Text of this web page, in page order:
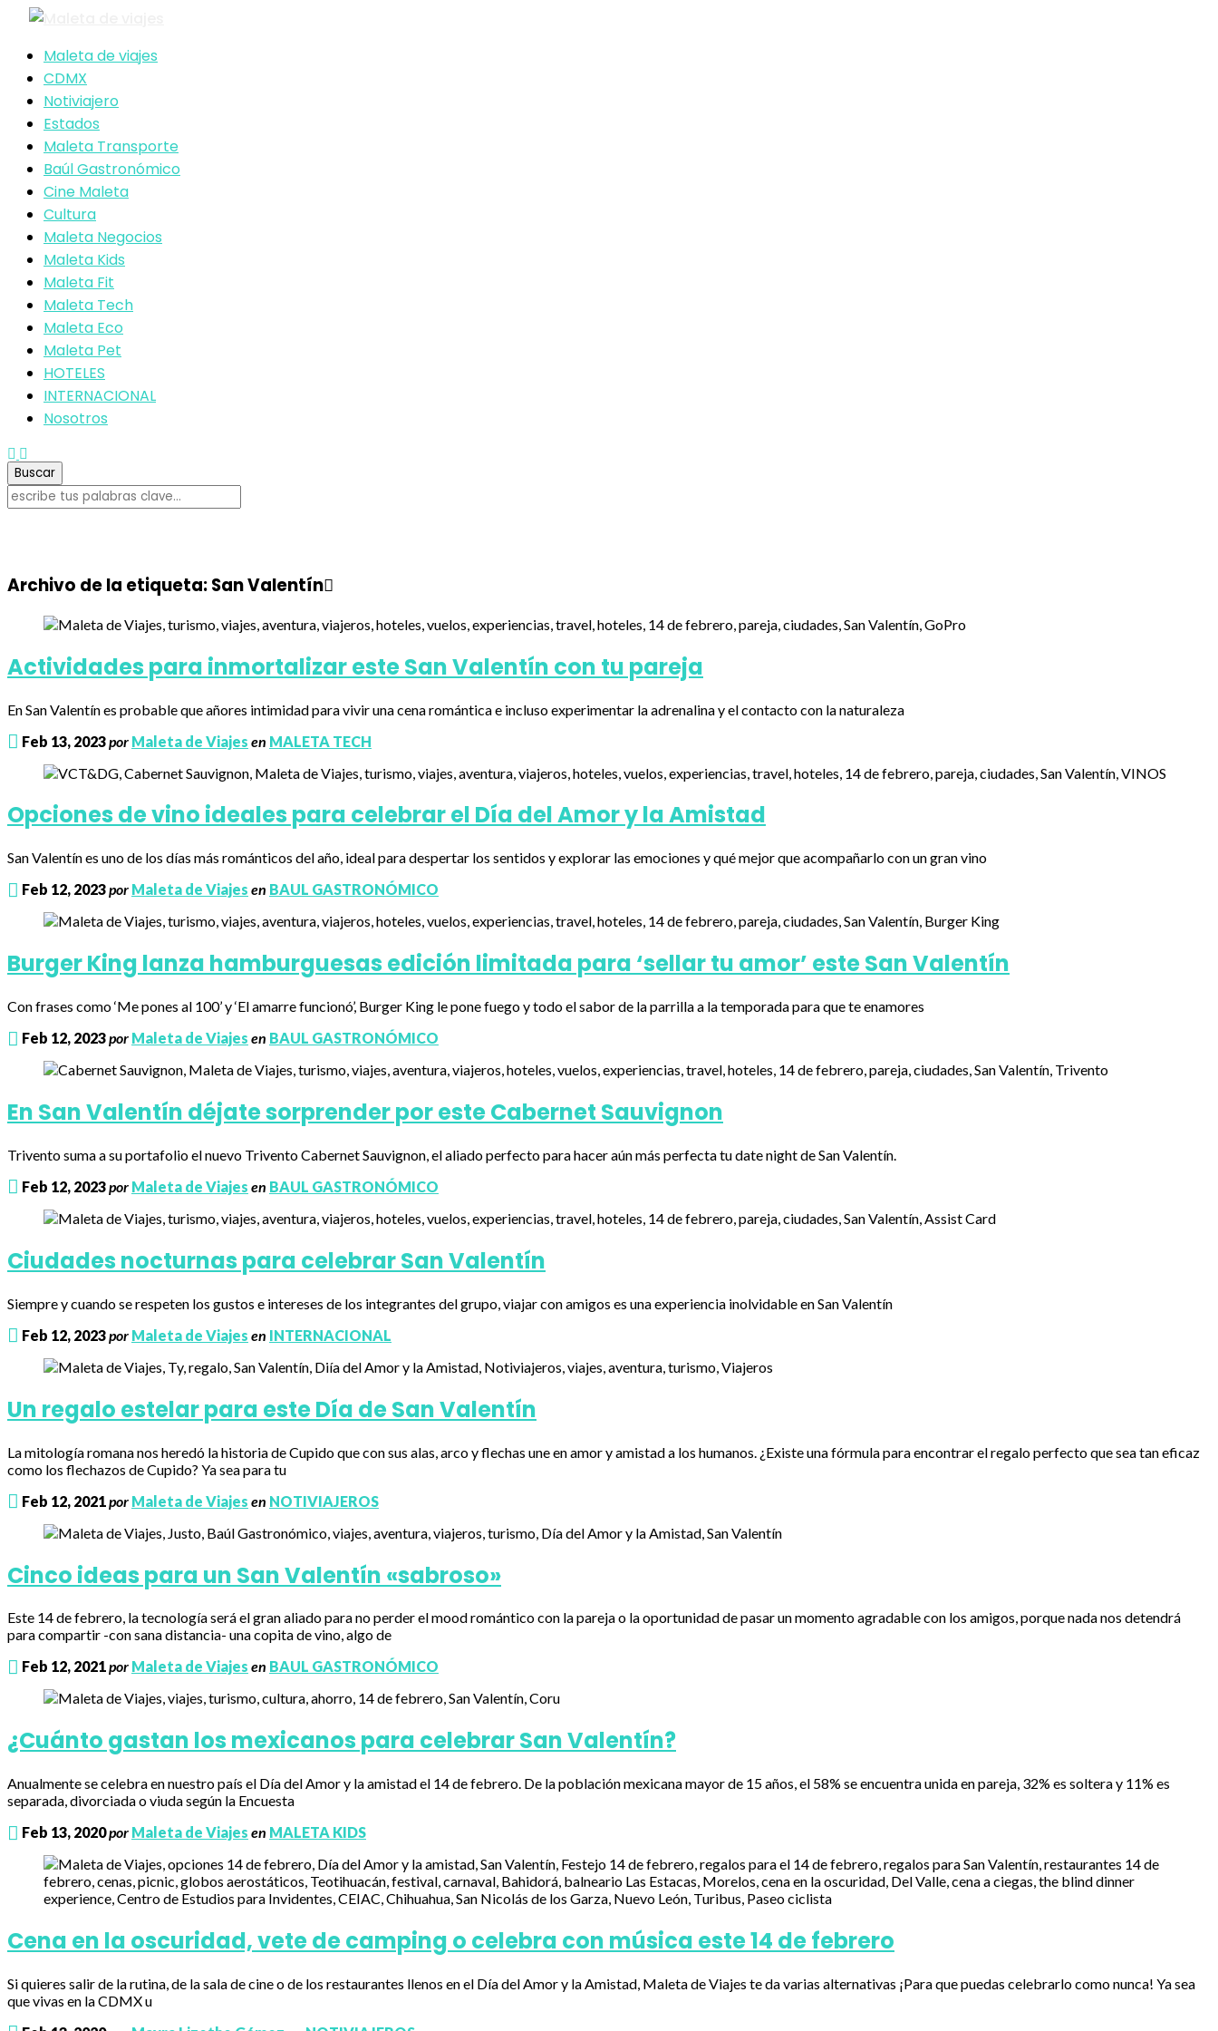
Maleta de viajes
CDMX
Notiviajero
Estados
Maleta Transporte
Baúl Gastronómico
Cine Maleta
Cultura
Maleta Negocios
Maleta Kids
Maleta Fit
Maleta Tech
Maleta Eco
Maleta Pet
HOTELES
INTERNACIONAL
Nosotros
Archivo de la etiqueta:San Valentín
Actividades para inmortalizar este San Valentín con tu pareja
En San Valentín es probable que añores intimidad para vivir una cena romántica e incluso experimentar la adrenalina y el contacto con la naturaleza
Feb 13, 2023por Maleta de Viajes en MALETA TECH
Opciones de vino ideales para celebrar el Día del Amor y la Amistad
San Valentín es uno de los días más románticos del año, ideal para despertar los sentidos y explorar las emociones y qué mejor que acompañarlo con un gran vino
Feb 12, 2023por Maleta de Viajes en BAUL GASTRONÓMICO
Burger King lanza hamburguesas edición limitada para ‘sellar tu amor’ este San Valentín
Con frases como ‘Me pones al 100’ y ‘El amarre funcionó’, Burger King le pone fuego y todo el sabor de la parrilla a la temporada para que te enamores
Feb 12, 2023por Maleta de Viajes en BAUL GASTRONÓMICO
En San Valentín déjate sorprender por este Cabernet Sauvignon
Trivento suma a su portafolio el nuevo Trivento Cabernet Sauvignon, el aliado perfecto para hacer aún más perfecta tu date night de San Valentín.
Feb 12, 2023por Maleta de Viajes en BAUL GASTRONÓMICO
Ciudades nocturnas para celebrar San Valentín
Siempre y cuando se respeten los gustos e intereses de los integrantes del grupo, viajar con amigos es una experiencia inolvidable en San Valentín
Feb 12, 2023por Maleta de Viajes en INTERNACIONAL
Un regalo estelar para este Día de San Valentín
La mitología romana nos heredó la historia de Cupido que con sus alas, arco y flechas une en amor y amistad a los humanos. ¿Existe una fórmula para encontrar el regalo perfecto que sea tan eficaz
como los flechazos de Cupido? Ya sea para tu
Feb 12, 2021 por Maleta de Viajes en NOTIVIAJEROS
Cinco ideas para un San Valentín «sabroso»
Este 14 de febrero, la tecnología será el gran aliado para no perder el mood romántico con la pareja o la oportunidad de pasar un momento agradable con los amigos, porque nada nos detendrá
para compartir -con sana distancia- una copita de vino, algo de
Feb 12, 2021por Maleta de Viajes en BAUL GASTRONÓMICO
¿Cuánto gastan los mexicanos para celebrar San Valentín?
Anualmente se celebra en nuestro país el Día del Amor y la amistad el 14 de febrero. De la población mexicana mayor de 15 años, el 58% se encuentra unida en pareja, 32% es soltera y 11% es
separada, divorciada o viuda según la Encuesta
Feb 13, 2020por Maleta de Viajes en MALETA KIDS
Cena en la oscuridad, vete de camping o celebra con música este 14 de febrero
Si quieres salir de la rutina, de la sala de cine o de los restaurantes llenos en el Día del Amor y la Amistad, Maleta de Viajes te da varias alternativas ¡Para que puedas celebrarlo como nunca! Ya sea
que vivas en la CDMX u